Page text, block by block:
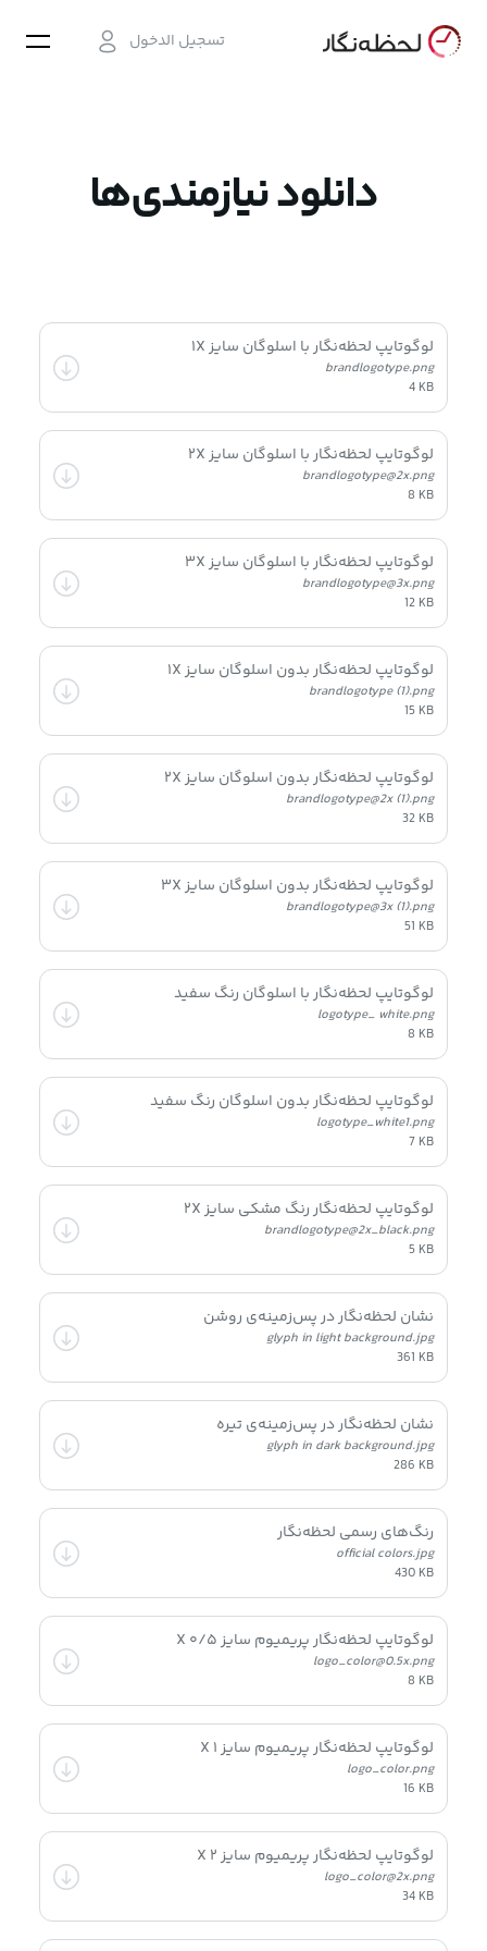
تسجيل الدخول
دانلود نیازمندی‌ها
لوگوتایپ لحظه‌نگار با اسلوگان سایز ۱X
brandlogotype.png
4 KB
لوگوتایپ لحظه‌نگار با اسلوگان سایز ۲X
brandlogotype@2x.png
8 KB
لوگوتایپ لحظه‌نگار با اسلوگان سایز ۳X
brandlogotype@3x.png
12 KB
لوگوتایپ لحظه‌نگار بدون اسلوگان سایز ۱X
brandlogotype (1).png
15 KB
لوگوتایپ لحظه‌نگار بدون اسلوگان سایز ۲X
brandlogotype@2x (1).png
32 KB
لوگوتایپ لحظه‌نگار بدون اسلوگان سایز ۳X
brandlogotype@3x (1).png
51 KB
لوگوتایپ لحظه‌نگار با اسلوگان رنگ سفید
logotype_ white.png
8 KB
لوگوتایپ لحظه‌نگار بدون اسلوگان رنگ سفید
logotype_white1.png
7 KB
لوگوتایپ لحظه‌نگار رنگ مشکی سایز ۲X
brandlogotype@2x_black.png
5 KB
نشان لحظه‌نگار در پس‌زمینه‌ی روشن
glyph in light background.jpg
361 KB
نشان لحظه‌نگار در پس‌زمینه‌ی تیره
glyph in dark background.jpg
286 KB
رنگ‌های رسمی لحظه‌نگار
official colors.jpg
430 KB
لوگوتایپ لحظه‌نگار پریمیوم سایز ۰/۵ X
logo_color@0.5x.png
8 KB
لوگوتایپ لحظه‌نگار پریمیوم سایز ۱ X
logo_color.png
16 KB
لوگوتایپ لحظه‌نگار پریمیوم سایز ۲ X
logo_color@2x.png
34 KB